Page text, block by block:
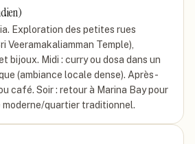
Exploration des petites rues
Veeramakaliamman Temple),
bijoux. Midi : curry ou dosa dans un
(ambiance locale dense). Après-
café. Soir : retour à Marina Bay pour
quartier traditionnel.